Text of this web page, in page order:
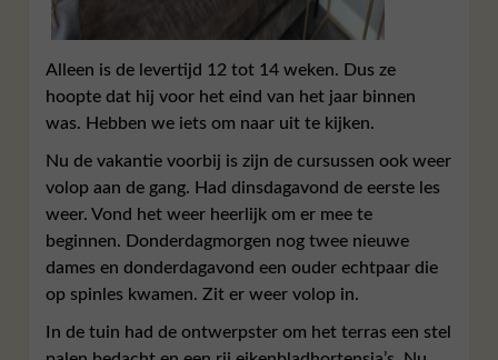
Alleen is de levertijd 12 tot 14 weken. Dus ze
hoopte dat hij voor het eind van het jaar binnen
was. Hebben we iets om naar uit te kijken.
Nu de vakantie voorbij is zijn de cursussen ook weer
volop aan de gang. Had dinsdagavond de eerste les
weer. Vond het weer heerlijk om er mee te
beginnen. Donderdagmorgen nog twee nieuwe
dames en donderdagavond een ouder echtpaar die
op spinles kwamen. Zit er weer volop in.
In de tuin had de ontwerpster om het terras een stel